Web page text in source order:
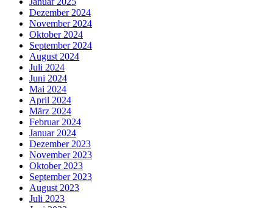
Dezember 2024
November 2024
Oktober 2024
September 2024
August 2024
Juli 2024
Juni 2024
Mai 2024
April 2024
März 2024
Februar 2024
Januar 2024
Dezember 2023
November 2023
Oktober 2023
September 2023
August 2023
Juli 2023